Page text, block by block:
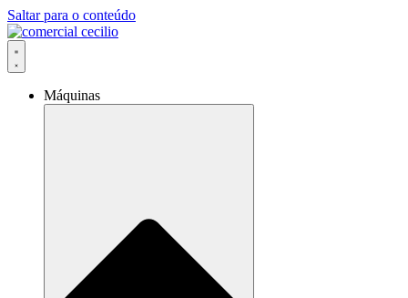
Saltar para o conteúdo
Máquinas